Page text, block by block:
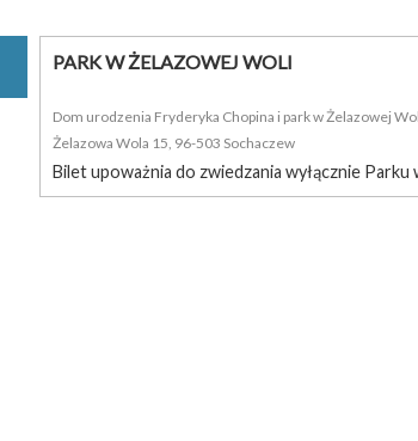
PARK W ŻELAZOWEJ WOLI
Dom urodzenia Fryderyka Chopina i park w Żelazowej
Żelazowa Wola 15, 96-503 Sochaczew
Bilet upoważnia do zwiedzania wyłącznie